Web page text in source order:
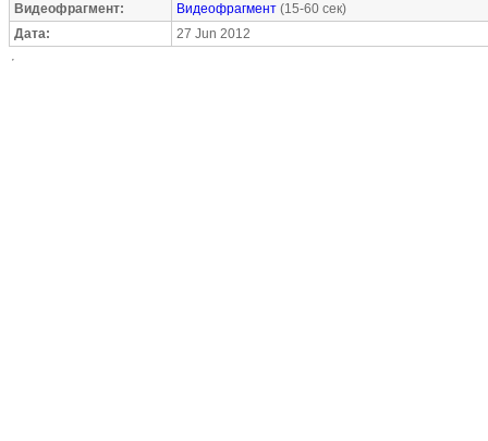
Видеофрагмент:
Видеофрагмент (15-60 сек)
Дата:
27 Jun 2012